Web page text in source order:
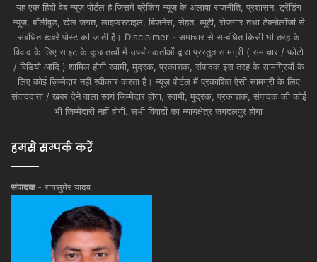
यह एक हिंदी वेब न्यूज़ पोर्टल है जिसमें ब्रेकिंग न्यूज़ के अलावा राजनीति, प्रशासन, ट्रेंडिंग
न्यूज, बॉलीवुड, खेल जगत, लाइफस्टाइल, बिजनेस, सेहत, ब्यूटी, रोजगार तथा टेक्नोलॉजी से
संबंधित खबरें पोस्ट की जाती है। Disclaimer - समाचार से सम्बंधित किसी भी तरह के
विवाद के लिए साइट के कुछ तत्वों में उपयोगकर्ताओं द्वारा प्रस्तुत सामग्री ( समाचार / फोटो
/ विडियो आदि ) शामिल होगी स्वामी, मुद्रक, प्रकाशक, संपादक इस तरह के सामग्रियों के
लिए कोई ज़िम्मेदार नहीं स्वीकार करता है। न्यूज़ पोर्टल में प्रकाशित ऐसी सामग्री के लिए
संवाददाता / खबर देने वाला स्वयं जिम्मेदार होगा, स्वामी, मुद्रक, प्रकाशक, संपादक की कोई
भी जिम्मेदारी नहीं होगी. सभी विवादों का न्यायक्षेत्र जगदलपुर होगा
हमसे सम्पर्क करें
संपादक - रामसुमेर यादव